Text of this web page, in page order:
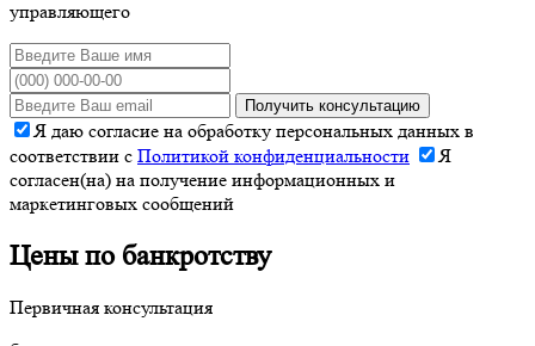
управляющего
Получить консультацию
Я даю согласие на обработку персональных данных в
соответствии с Политикой конфиденциальности
Я
согласен(на) на получение информационных и
маркетинговых сообщений
Цены по банкротству
Первичная консультация